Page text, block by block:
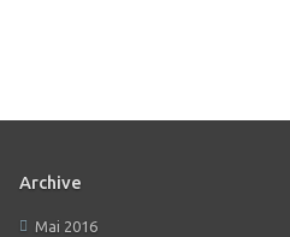
Archive
Mai 2016